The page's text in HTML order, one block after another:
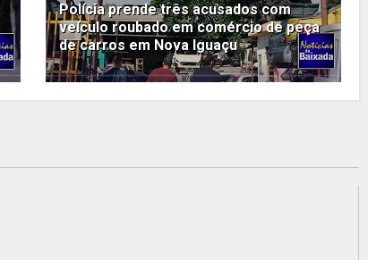
Polícia prende três acusados com
veículo roubado em comércio de peça
de carros em Nova Iguaçu